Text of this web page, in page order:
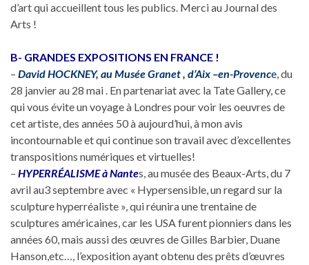
d’art qui accueillent tous les publics. Merci au Journal des
Arts !
B- GRANDES EXPOSITIONS EN FRANCE !
– David HOCKNEY, au Musée Granet , d’Aix –en-Provence, du
28 janvier au 28 mai . En partenariat avec la Tate Gallery, ce
qui vous évite un voyage à Londres pour voir les oeuvres de
cet artiste, des années 50 à aujourd’hui, à mon avis
incontournable et qui continue son travail avec d’excellentes
transpositions numériques et virtuelles!
– HYPERRÉALISME à Nantes, au musée des Beaux-Arts, du 7
avril au3 septembre avec « Hypersensible, un regard sur la
sculpture hyperréaliste », qui réunira une trentaine de
sculptures américaines, car les USA furent pionniers dans les
années 60, mais aussi des œuvres de Gilles Barbier, Duane
Hanson,etc…, l’exposition ayant obtenu des prêts d’œuvres